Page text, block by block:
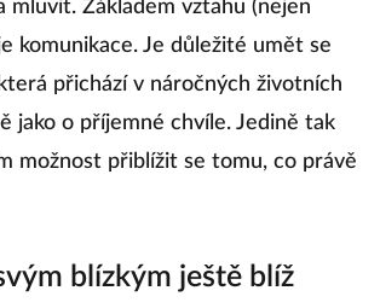
mluvit. Základem vztahu (nejen
komunikace. Je důležité umět se
přichází v náročných životních
jako o příjemné chvíle. Jedině tak
možnost přiblížit se tomu, co právě
blízkým ještě blíž